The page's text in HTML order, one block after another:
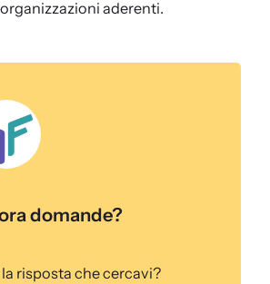
aderenti.
domande?
risposta che cercavi?